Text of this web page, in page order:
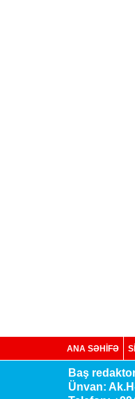
ANA SƏHİFƏ
Baş
Ünvan: